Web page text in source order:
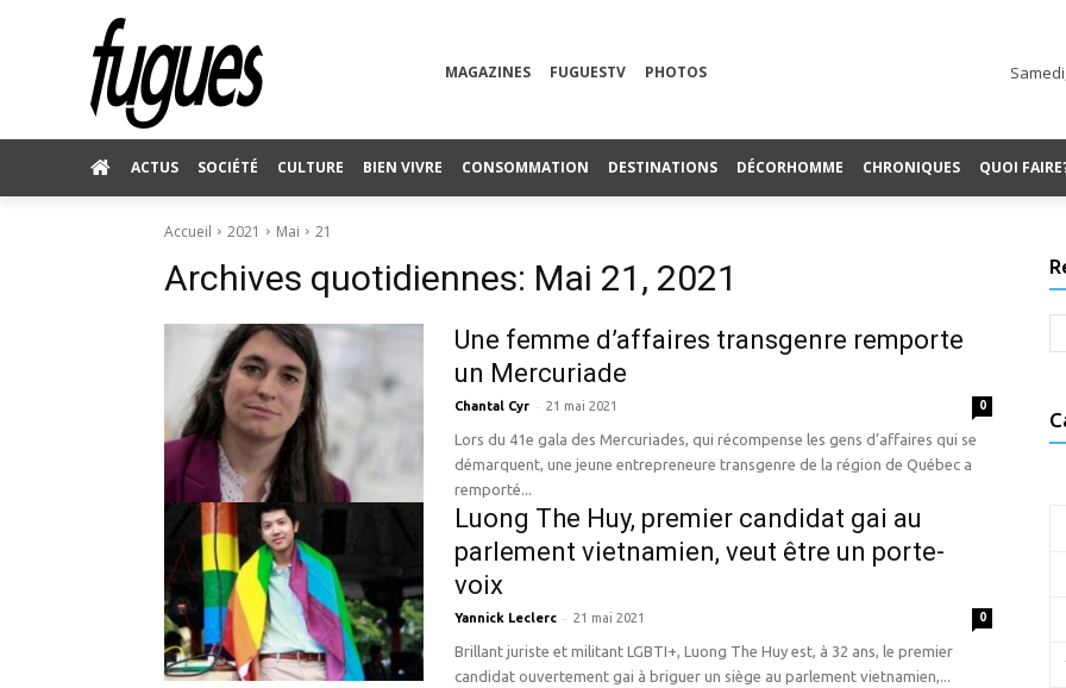
MAGAZINES FUGUESTV PHOTOS
ACTUS SOCIÉTÉ CULTURE BIEN VIVRE CONSOMMATION DESTINATIONS DÉCORHOMME CHRONIQUES QUOI
Accueil 2021 Mai 21
Archives quotidiennes: Mai 21, 2021
Une femme d’affaires transgenre remporte
un Mercuriade
Chantal Cyr - 21 mai 2021 0
Lors du 41e gala des Mercuriades, qui récompense les gens d’affaires qui se
démarquent, une jeune entrepreneure transgenre de la région de Québec a
remporté...
Luong The Huy, premier candidat gai au
parlement vietnamien, veut être un porte-
voix
Yannick Leclerc - 21 mai 2021 0
Brillant juriste et militant LGBTI+, Luong The Huy est, à 32 ans, le premier
candidat ouvertement gai à briguer un siège au parlement vietnamien,...